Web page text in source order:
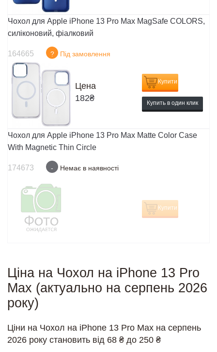
Чохол для Apple iPhone 13 Pro Max MagSafe COLORS,
силіконовий, фіалковий
164665 ? Під замовлення
Цена
182₴
Купити
Купить в один клик
Чохол для Apple iPhone 13 Pro Max Matte Color Case
With Magnetic Thin Circle
174673 - Немає в наявності
Купити
Ціна на Чохол на iPhone 13 Pro
Max (актуально на серпень 2026
року)
Ціни на Чохол на iPhone 13 Pro Max на серпень
2026 року становить від 68 ₴ до 250 ₴